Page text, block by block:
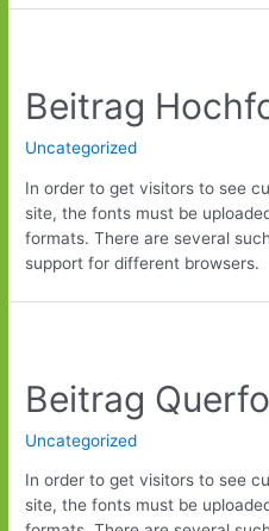
Beitrag
Uncategorized
In order to get visitors to see
site, the fonts must be
formats. There are several
support for different browsers.
Beitrag
Uncategorized
In order to get visitors to see
site, the fonts must be